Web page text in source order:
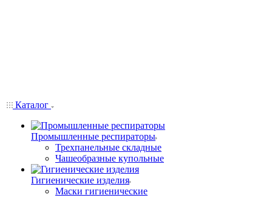
Каталог
Промышленные респираторы
Трехпанельные складные
Чашеобразные купольные
Гигиенические изделия
Маски гигиенические